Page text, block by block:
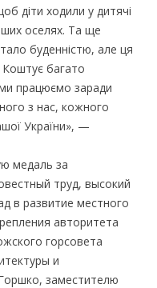
діти ходили у дитячі
оселях. Та ще
буденністю, але ця
Коштує багато
ми працюємо заради
з нас, кожного
України», —
медаль за
труд, высокий
в развитие местного
авторитета
горсовета
и
заместителю